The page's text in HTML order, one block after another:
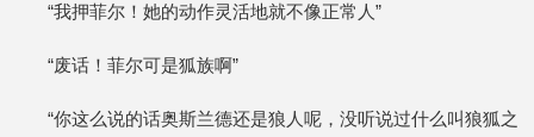
“我押菲尔！她的动作灵活地就不像正常人”
“废话！菲尔可是狐族啊”
“你这么说的话奥斯兰德还是狼人呢，没听说过什么叫狼狐之